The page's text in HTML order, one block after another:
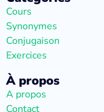
Cours
Synonymes
Conjugaison
Exercices
À propos
A propos
Contact